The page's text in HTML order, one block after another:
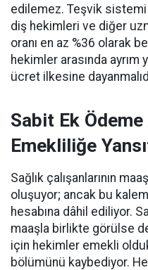
edilemez. Teşvik sistemi
diş hekimleri ve diğer
oranı en az %36 olarak
hekimler arasında
ücret ilkesine
Sabit Ek Ödeme
Emekliliğe
Sağlık çalışanlarının
oluşuyor; ancak bu
hesabına dâhil ediliyor.
maaşla birlikte görülse
için hekimler emekli
bölümünü kaybediyor.